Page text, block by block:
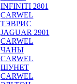
INFINITI 2801
CARWEL
ТЭВРИС
JAGUAR 2901
CARWEL
ЧАНЫ
CARWEL
ШУНЕТ
CARWEL